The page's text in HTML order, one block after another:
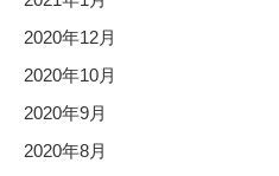
2020年12月
2020年10月
2020年9月
2020年8月